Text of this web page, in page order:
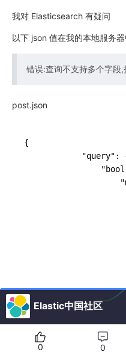
我对 Elasticsearch 有疑问
以下 json 值在我的本地服务
错误:查询不支持多个字
post.json
{
"query":
Elastic中国社区
0 0